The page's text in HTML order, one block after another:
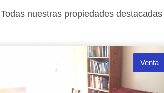
Todas nuestras propiedades destacadas
Venta